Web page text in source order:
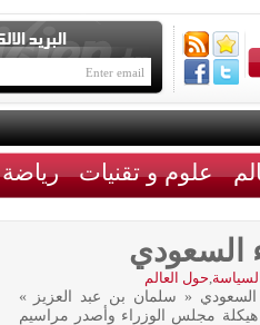
علوم و تقنيات رياضة
السعودي
السياسة,حول العالم
السعودي « سلمان بن عبد العزيز »
هيكلة مجلس الوزراء وأصدر مراسيم